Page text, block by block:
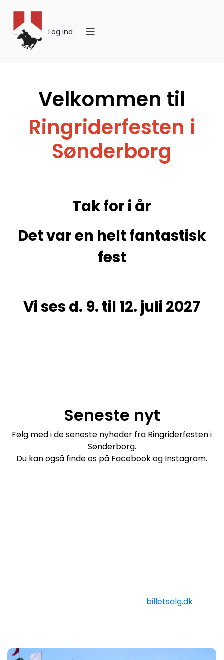
Log ind
Velkommen til
Ringriderfesten i
Sønderborg
Tak for i år
Det var en helt fantastisk
fest
Vi ses d. 9. til 12. juli 2027
Seneste nyt
Følg med i de seneste nyheder fra Ringriderfesten i
Sønderborg.
Du kan også finde os på Facebook og Instagram.
billetsalg.dk